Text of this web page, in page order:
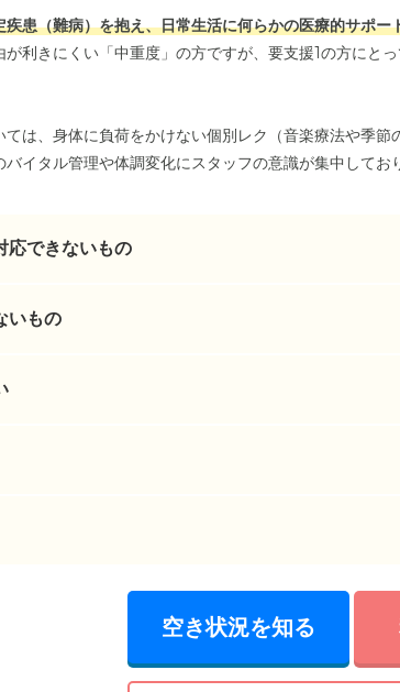
疾患（難病）を抱え、日常生活に何らかの医療的サポー
利きにくい「中重度」の方ですが、要支援1の方にと
ては、身体に負荷をかけない個別レク（音楽療法や季
イタル管理や体調変化にスタッフの意識が集中してお
応できないもの
いもの
空き状況を知る